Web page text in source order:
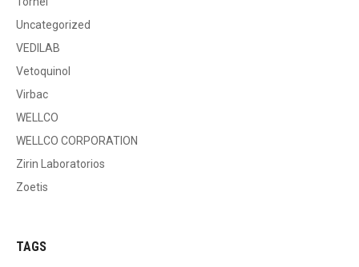
Uncategorized
VEDILAB
Vetoquinol
Virbac
WELLCO
WELLCO CORPORATION
Zirin Laboratorios
Zoetis
TAGS